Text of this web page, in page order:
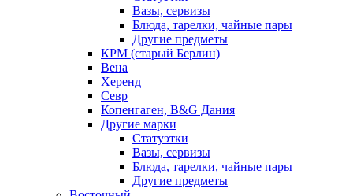
Вазы, сервизы
Блюда, тарелки, чайные пары
Другие предметы
КРМ (старый Берлин)
Вена
Херенд
Севр
Копенгаген, B&G Дания
Другие марки
Статуэтки
Вазы, сервизы
Блюда, тарелки, чайные пары
Другие предметы